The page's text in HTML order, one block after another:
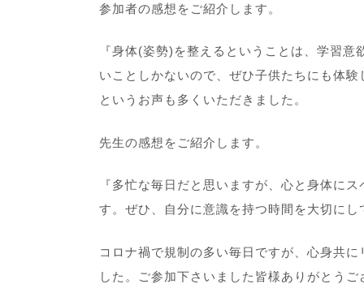
参加者の感想をご紹介します。
『身体(姿勢)を整えるということは、学習
いことしかないので、ぜひ子供たちにも体
というお声も多くいただきました。
先生の感想をご紹介します。
『多忙な毎日だと思いますが、心と身体に
す。ぜひ、自分に意識を持つ時間を大切に
コロナ禍で規制の多い毎日ですが、心身共
した。ご参加下さいました皆様ありがとうご